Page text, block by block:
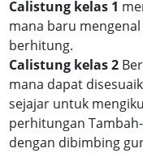
Calistung kelas 1
mana baru
berhitung.
Calistung kelas 2
mana dapat
sejajar untuk
perhitungan
dengan dibimbing